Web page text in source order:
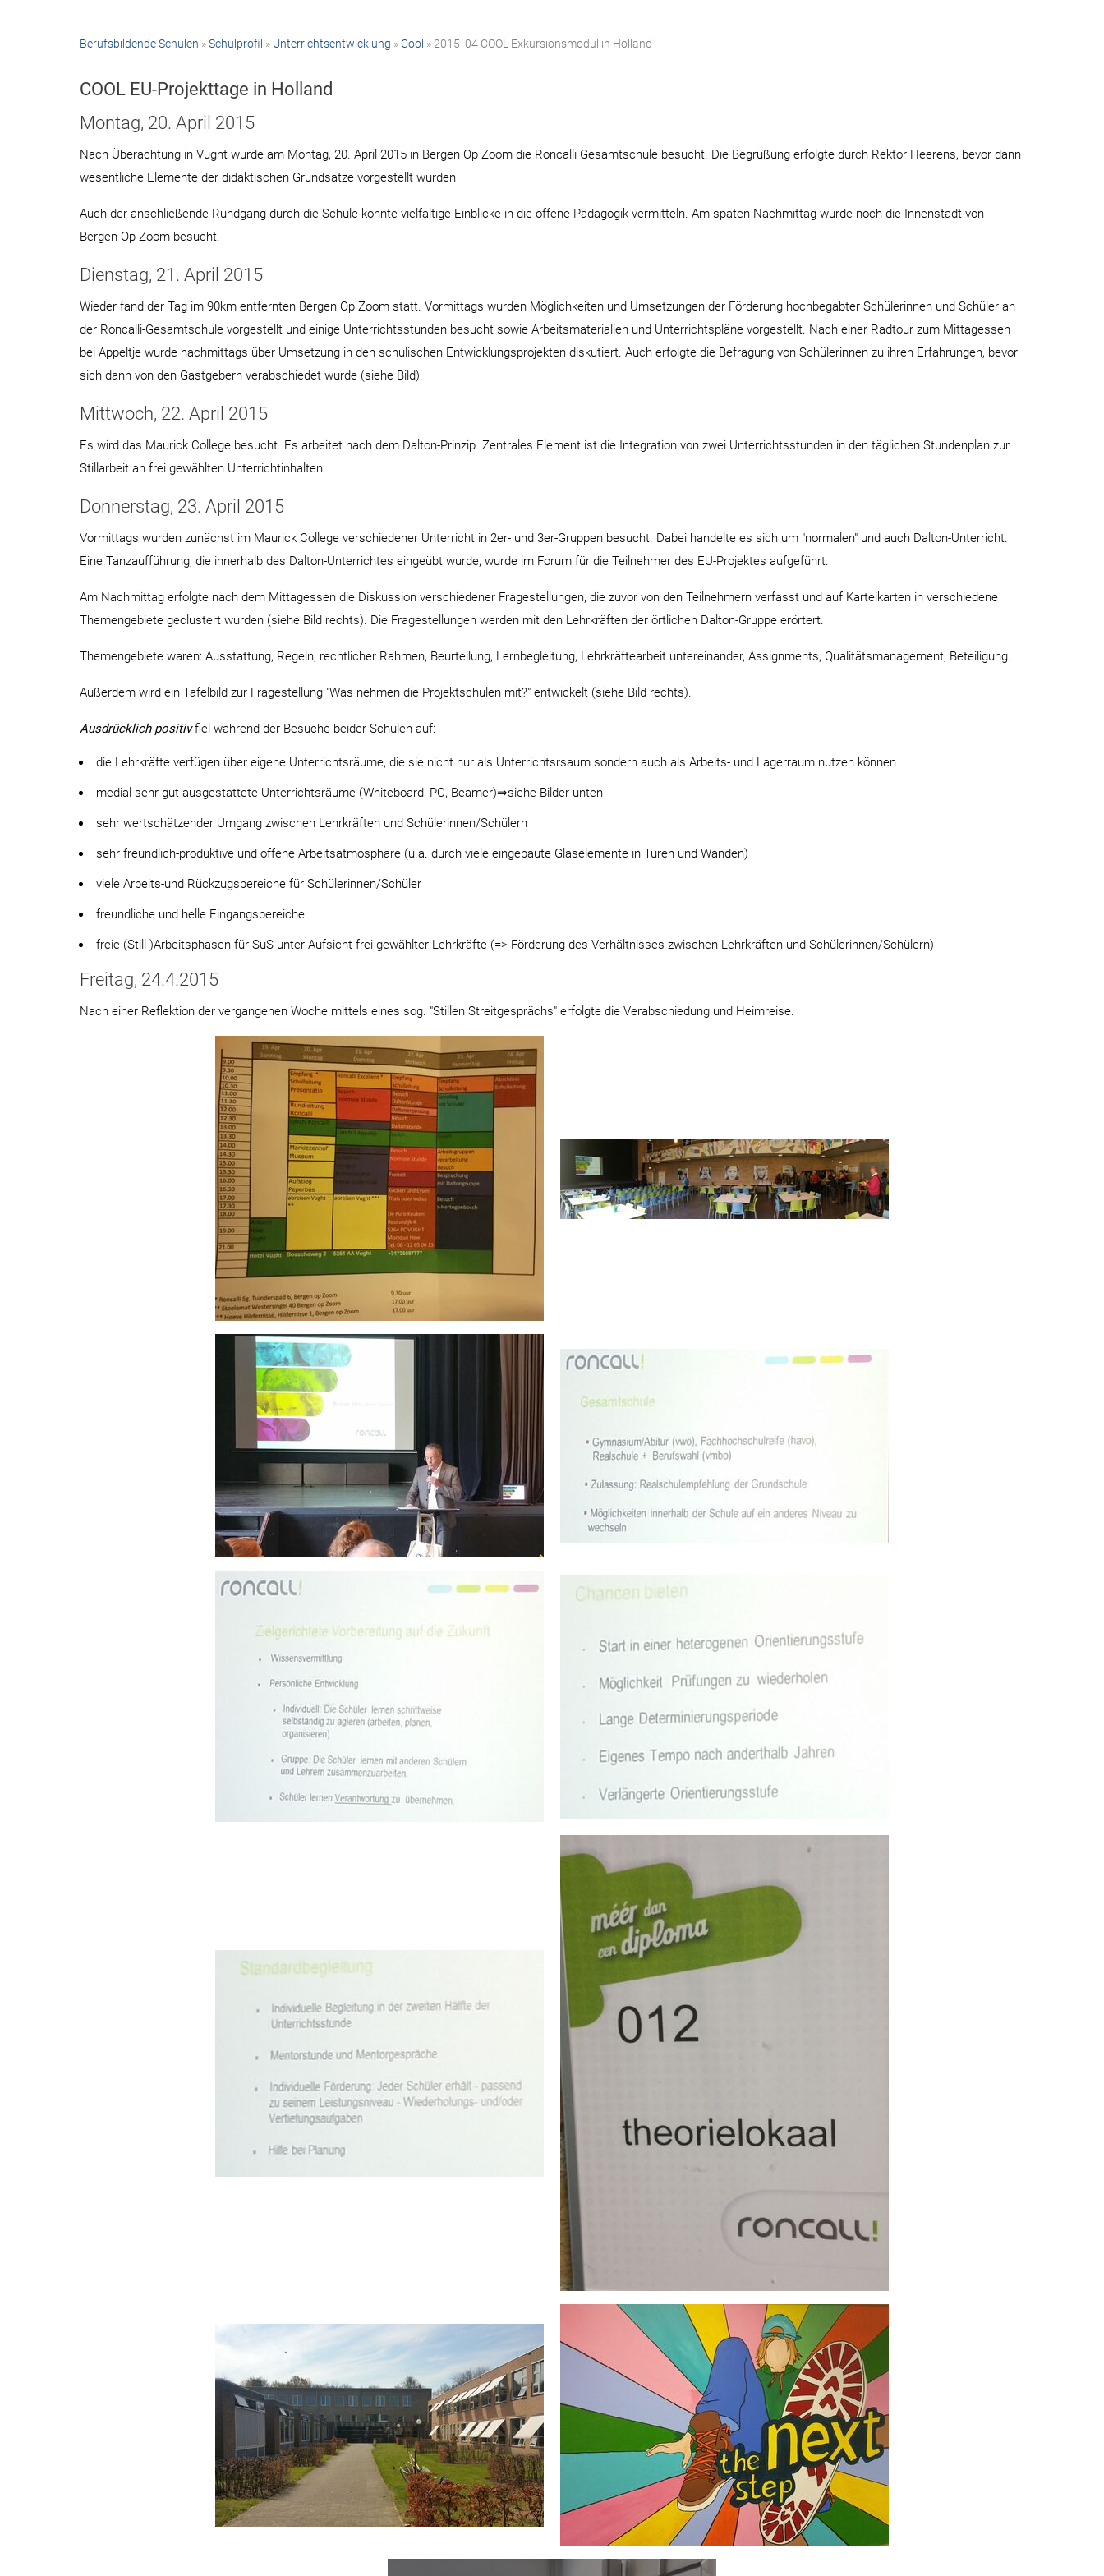
Berufsbildende Schulen »Schulprofil » Unterrichtsentwicklung »Cool » 2015_04 COOL Exkursionsmodul in Holland
COOL EU-Projekttage in Holland
Montag, 20. April 2015
Nach Überachtung in Vught wurde am Montag, 20. April 2015 in Bergen Op Zoom die Roncalli Gesamtschule besucht. Die Begrüßung erfolgte durch Rektor Heerens, bevor dann
wesentliche Elemente der didaktischen Grundsätze vorgestellt wurden
Auch der anschließende Rundgang durch die Schule konnte vielfältige Einblicke in die offene Pädagogik vermitteln. Am späten Nachmittag wurde noch die Innenstadt von
Bergen Op Zoom besucht.
Dienstag, 21. April 2015
Wieder fand der Tag im 90km entfernten Bergen Op Zoom statt. Vormittags wurden Möglichkeiten und Umsetzungen der Förderung hochbegabter Schülerinnen und Schüler an
der Roncalli-Gesamtschule vorgestellt und einige Unterrichtsstunden besucht sowie Arbeitsmaterialien und Unterrichtspläne vorgestellt. Nach einer Radtour zum Mittagessen
bei Appeltje wurde nachmittags über Umsetzung in den schulischen Entwicklungsprojekten diskutiert. Auch erfolgte die Befragung von Schülerinnen zu ihren Erfahrungen, bevor
sich dann von den Gastgebern verabschiedet wurde (siehe Bild).
Mittwoch, 22. April 2015
Es wird das Maurick College besucht. Es arbeitet nach dem Dalton-Prinzip. Zentrales Element ist die Integration von zwei Unterrichtsstunden in den täglichen Stundenplan zur
Stillarbeit an frei gewählten Unterrichtinhalten.
Donnerstag, 23. April 2015
Vormittags wurden zunächst im Maurick College verschiedener Unterricht in 2er- und 3er-Gruppen besucht. Dabei handelte es sich um "normalen" und auch Dalton-Unterricht.
Eine Tanzaufführung, die innerhalb des Dalton-Unterrichtes eingeübt wurde, wurde im Forum für die Teilnehmer des EU-Projektes aufgeführt.
Am Nachmittag erfolgte nach dem Mittagessen die Diskussion verschiedener Fragestellungen, die zuvor von den Teilnehmern verfasst und auf Karteikarten in verschiedene
Themengebiete geclustert wurden (siehe Bild rechts). Die Fragestellungen werden mit den Lehrkräften der örtlichen Dalton-Gruppe erörtert.
Themengebiete waren: Ausstattung, Regeln, rechtlicher Rahmen, Beurteilung, Lernbegleitung, Lehrkräftearbeit untereinander, Assignments, Qualitätsmanagement, Beteiligung.
Außerdem wird ein Tafelbild zur Fragestellung "Was nehmen die Projektschulen mit?" entwickelt (siehe Bild rechts).
Ausdrücklich positivfiel während der Besuche beider Schulen auf:
die Lehrkräfte verfügen über eigene Unterrichtsräume, die sie nicht nur als Unterrichtsrsaum sondern auch als Arbeits- und Lagerraum nutzen können
medial sehr gut ausgestattete Unterrichtsräume (Whiteboard, PC, Beamer)⇒siehe Bilder unten
sehr wertschätzender Umgang zwischen Lehrkräften und Schülerinnen/Schülern
sehr freundlich-produktive und offene Arbeitsatmosphäre (u.a. durch viele eingebaute Glaselemente in Türen und Wänden)
viele Arbeits-und Rückzugsbereiche für Schülerinnen/Schüler
freundliche und helle Eingangsbereiche
freie (Still-)Arbeitsphasen für SuS unter Aufsicht frei gewählter Lehrkräfte (=> Förderung des Verhältnisses zwischen Lehrkräften und Schülerinnen/Schülern)
Freitag, 24.4.2015
Nach einer Reflektion der vergangenen Woche mittels eines sog. "Stillen Streitgesprächs" erfolgte die Verabschiedung und Heimreise.